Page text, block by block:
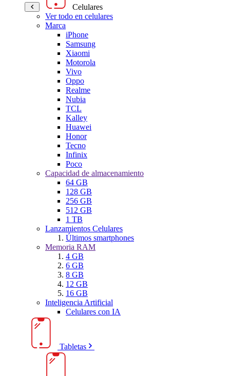
Celulares
Ver todo en celulares
Marca
iPhone
Samsung
Xiaomi
Motorola
Vivo
Oppo
Realme
Nubia
TCL
Kalley
Huawei
Honor
Tecno
Infinix
Poco
Capacidad de almacenamiento
64 GB
128 GB
256 GB
512 GB
1 TB
Lanzamientos Celulares
Últimos smartphones
Memoria RAM
4 GB
6 GB
8 GB
12 GB
16 GB
Inteligencia Artificial
Celulares con IA
Tabletas